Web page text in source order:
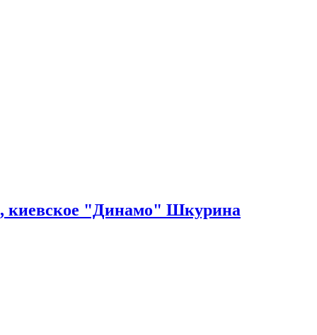
киевское "Динамо" Шкурина